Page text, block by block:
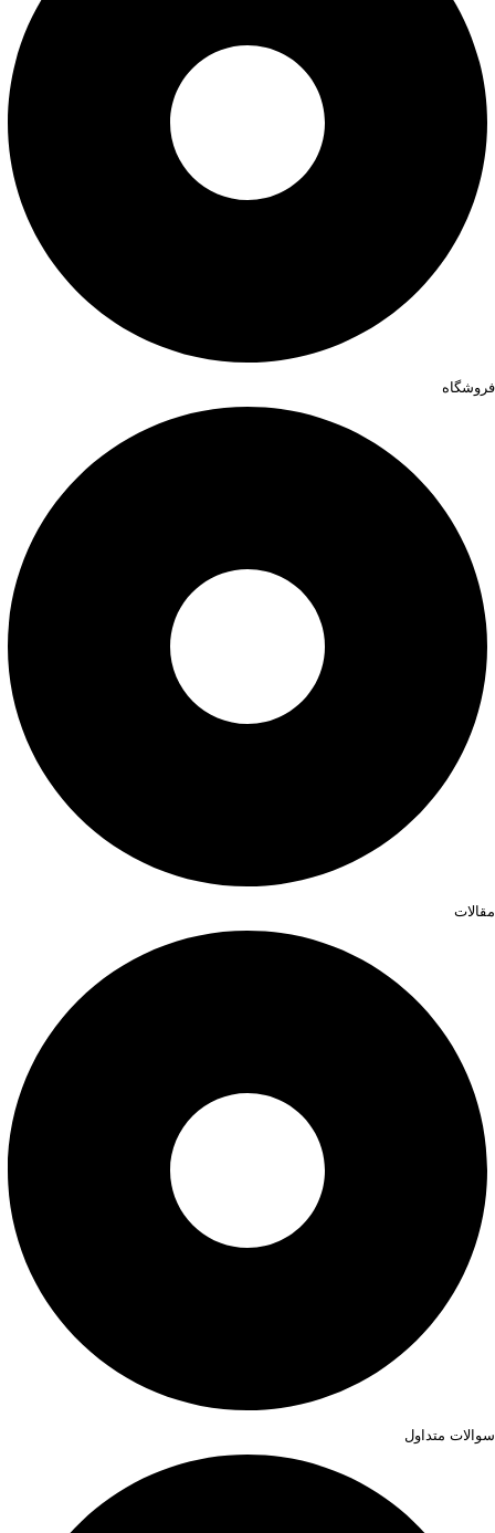
فروشگاه
مقالات
سوالات متداول